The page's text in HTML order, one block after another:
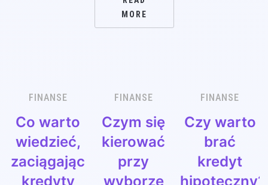
MORE
FINANSE
Co warto
wiedzieć,
zaciągając
kredyty
FINANSE
Czym się
kierować
przy
wyborze
FINANSE
Czy warto
brać
kredyt
hipoteczny?